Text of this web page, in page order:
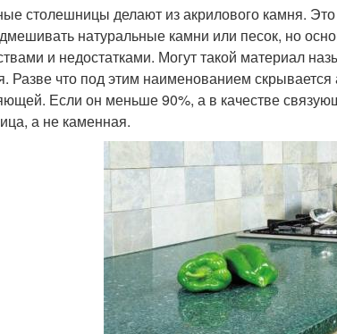
столешницы делают из акрилового камня.
натуральные камни или песок, но
и недостатками. Могут такой материал
Разве что под этим наименованием
Если он меньше 90%, а в качестве
а не каменная.